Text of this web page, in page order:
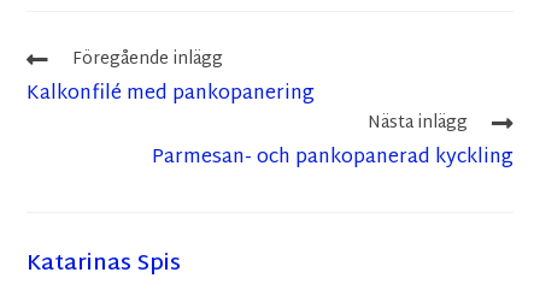
Föregående inlägg
Kalkonfilé med pankopanering
Nästa inlägg
Parmesan- och pankopanerad kyckling
Katarinas Spis